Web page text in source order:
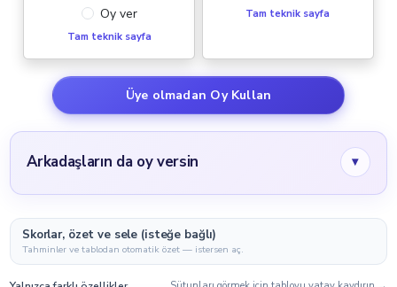
Oy ver
Tam teknik sayfa
Tam teknik sayfa
Üye olmadan Oy Kullan
Arkadaşların da oy versin ▾
Skorlar, özet ve sele (isteğe bağlı)
Tahminler ve tablodan otomatik özet — istersen aç.